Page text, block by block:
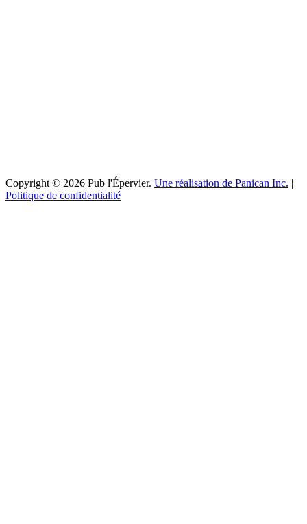
Copyright © 2026 Pub l'Épervier. Une réalisation de Panican Inc. |
Politique de confidentialité